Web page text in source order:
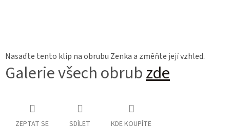
Nasaďte tento klip na obrubu Zenka a změňte její vzhled.
Galerie všech obrubzde
ZEPTAT SE SDÍLET KDE KOUPÍTE